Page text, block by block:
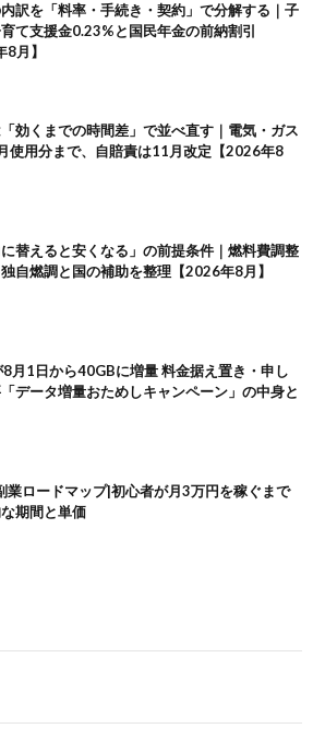
訳を「料率・手続き・契約」で分解する｜子
て支援金0.23%と国民年金の前納割引
8月】
効くまでの時間差」で並べ直す｜電気・ガス
使用分まで、自賠責は11月改定【2026年8
に替えると安くなる」の前提条件｜燃料費調整
自燃調と国の補助を整理【2026年8月】
月1日から40GBに増量 料金据え置き・申し
データ増量おためしキャンペーン」の中身と
業ロードマップ|初心者が月3万円を稼ぐまで
期間と単価